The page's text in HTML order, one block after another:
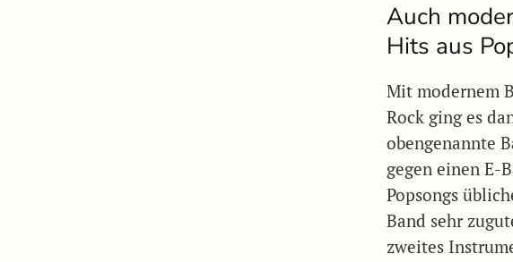
Auch
Hits aus
Mit modernem
Rock ging es
obengenannte
gegen einen E-
Popsongs
Band sehr
zweites